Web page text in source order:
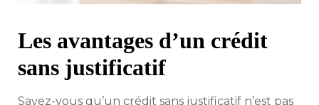
Les avantages d’un crédit
sans justificatif
Savez-vous qu’un crédit sans justificatif n’est pas